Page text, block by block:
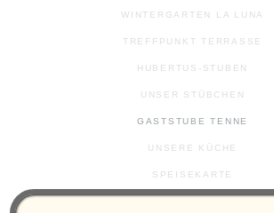
WINTERGARTEN LA LUNA
TREFFPUNKT TERRASSE
HUBERTUS-STUBEN
UNSER STÜBCHEN
GASTSTUBE TENNE
UNSERE KÜCHE
SPEISEKARTE